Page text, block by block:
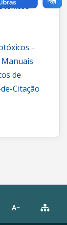
–
–
Manuais
de
Citação